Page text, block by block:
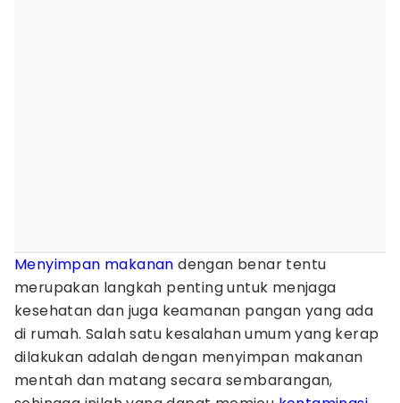
Menyimpan makanan dengan benar tentu
merupakan langkah penting untuk menjaga
kesehatan dan juga keamanan pangan yang ada
di rumah. Salah satu kesalahan umum yang kerap
dilakukan adalah dengan menyimpan makanan
mentah dan matang secara sembarangan,